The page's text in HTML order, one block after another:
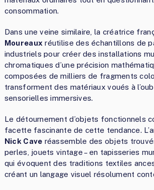
consommation.
Dans une veine similaire, la créatrice
Moureaux réutilise des échantillons de
industriels pour créer des installations
chromatiques d’une précision
composées de milliers de fragments
transforment des matériaux voués à
sensorielles immersives.
Le détournement d’objets fonctionnels
facette fascinante de cette tendance.
Nick Cave réassemble des objets
perles, jouets vintage – en tapisseries
qui évoquent des traditions textiles
créant un langage visuel résolument